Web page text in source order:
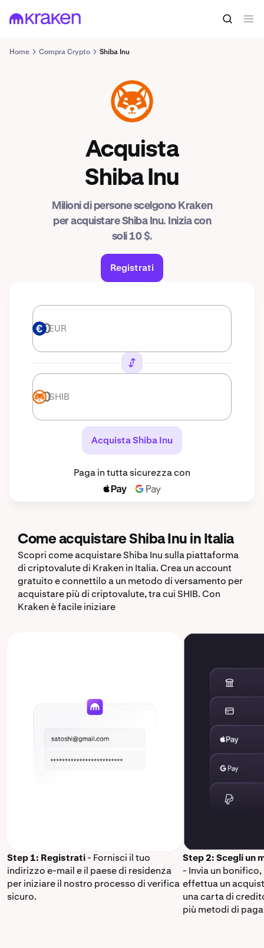
Home Compra Crypto Shiba Inu
SHIB
Acquista
Shiba Inu
Milioni di persone scelgono Kraken
per acquistare Shiba Inu. Inizia con
soli 10 $.
Registrati
EUR EUR
SHIB SHIB
Acquista Shiba Inu
Paga in tutta sicurezza con
Come acquistare Shiba Inu in Italia
Scopri come acquistare Shiba Inu sulla piattaforma
di criptovalute di Kraken in Italia. Crea un account
gratuito e connettilo a un metodo di versamento per
acquistare più di criptovalute, tra cui SHIB. Con
Kraken è facile iniziare
Step 1: Registrati- Fornisci il tuo
indirizzo e-mail e il paese di residenza
per iniziare il nostro processo di verifica
sicuro.
Step 2: Scegli un
- Invia un bonifico,
effettua un
una carta di
più metodi di